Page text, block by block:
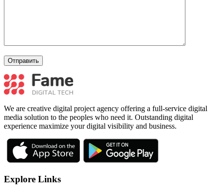
We are creative digital project agency offering a full-service digital
media solution to the peoples who need it. Outstanding digital
experience maximize your digital visibility and business.
Explore Links